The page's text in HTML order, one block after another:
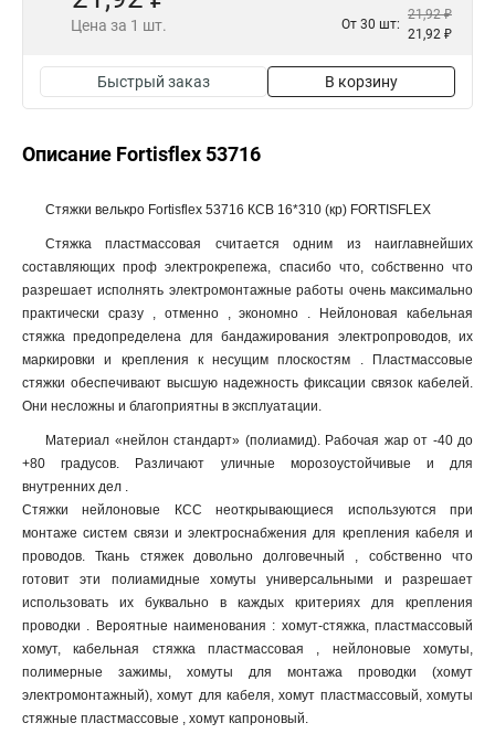
Цена за 1 шт. От 30 шт:
21,92 ₽
21,92 ₽
Быстрый заказ В корзину
Описание Fortisflex 53716
Стяжки велькро Fortisflex 53716 КСВ 16*310 (кр) FORTISFLEX
Стяжка пластмассовая считается одним из наиглавнейших
составляющих проф электрокрепежа, спасибо что, собственно что
разрешает исполнять электромонтажные работы очень максимально
практически сразу , отменно , экономно . Нейлоновая кабельная
стяжка предопределена для бандажирования электропроводов, их
маркировки и крепления к несущим плоскостям . Пластмассовые
стяжки обеспечивают высшую надежность фиксации связок кабелей.
Они несложны и благоприятны в эксплуатации.
Материал «нейлон стандарт» (полиамид). Рабочая жар от -40 до
+80 градусов. Различают уличные морозоустойчивые и для
внутренних дел .
Стяжки нейлоновые КСС неоткрывающиеся используются при
монтаже систем связи и электроснабжения для крепления кабеля и
проводов. Ткань стяжек довольно долговечный , собственно что
готовит эти полиамидные хомуты универсальными и разрешает
использовать их буквально в каждых критериях для крепления
проводки . Вероятные наименования : хомут-стяжка, пластмассовый
хомут, кабельная стяжка пластмассовая , нейлоновые хомуты,
полимерные зажимы, хомуты для монтажа проводки (хомут
электромонтажный), хомут для кабеля, хомут пластмассовый, хомуты
стяжные пластмассовые , хомут капроновый.